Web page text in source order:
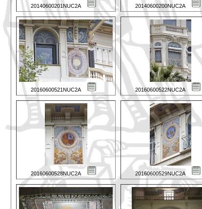
20140600201NUC2A 20140600200NUC2A
20160600521NUC2A 20160600522NUC2A
20160600528NUC2A 20160600529NUC2A